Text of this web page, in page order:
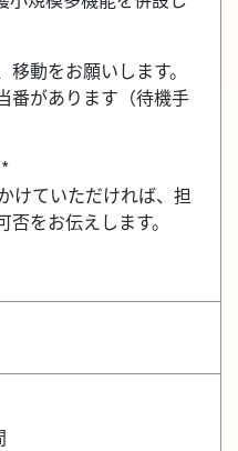
動をお願いします。
番があります（待機手
けていただければ、担
をお伝えします。